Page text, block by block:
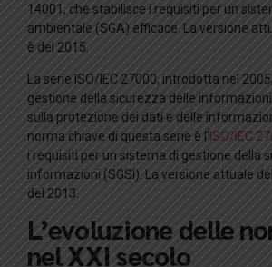
14001, che stabilisce i requisiti per un
ambientale (SGA) efficace. La versione
è del 2015.
La serie ISO/IEC 27000, introdotta nel
gestione della sicurezza delle
sulla protezione dei dati e delle
norma chiave di questa serie è l’ISO/IEC
i requisiti per un sistema di gestione della
informazioni (SGSI). La versione attuale
del 2013.
L’evoluzione delle
nel XXI secolo